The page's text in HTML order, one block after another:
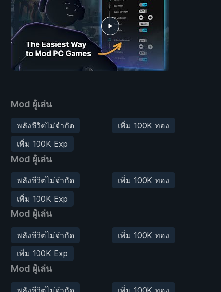
Mod ผู้เล่น
พลังชีวิตไม่จำกัด
เพิ่ม 100K ทอง
เพิ่ม 100K Exp
Mod ผู้เล่น
พลังชีวิตไม่จำกัด
เพิ่ม 100K ทอง
เพิ่ม 100K Exp
Mod ผู้เล่น
พลังชีวิตไม่จำกัด
เพิ่ม 100K ทอง
เพิ่ม 100K Exp
Mod ผู้เล่น
พลังชีวิตไม่จำกัด
เพิ่ม 100K ทอง